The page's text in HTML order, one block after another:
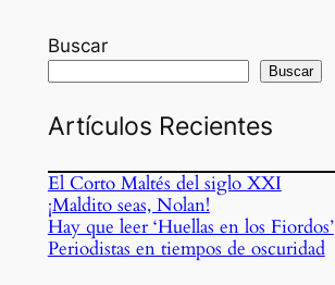
Buscar
Buscar
Artículos Recientes
El Corto Maltés del siglo XXI
¡Maldito seas, Nolan!
Hay que leer ‘Huellas en los Fiordos’
Periodistas en tiempos de oscuridad